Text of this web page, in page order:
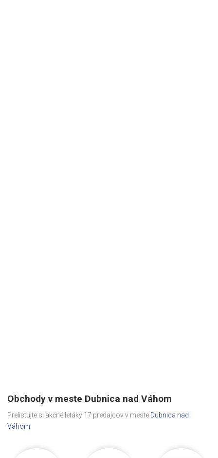
Obchody v meste Dubnica nad Váhom
Prelistujte si akčné letáky 17 predajcov v meste Dubnica nad
Váhom